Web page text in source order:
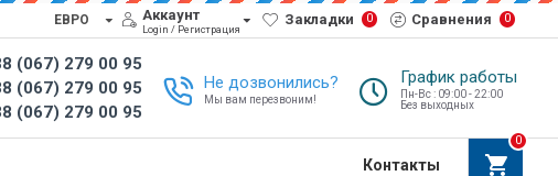
ЕВРО Аккаунт
Login / Регистрация
Закладки 0 Сравнения 0
(067) 279 00 95
(067) 279 00 95
(067) 279 00 95
Не дозвонились?
Мы вам перезвоним!
График работы
Пн-Вс : 09:00 - 22:00
Без выходных
Контакты
0